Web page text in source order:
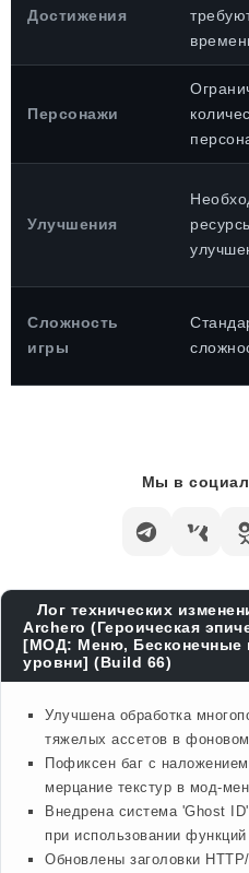
Достижения
Персонажи
Улучшения
Сложность
игры
Мы в
Лог технических
Archero (Героическая
[МОД: Меню, Бесконечные
уровни] (Build 66)
Улучшена обработка
тяжелых ассетов в
Пофиксен баг с
мерцание текстур в мод-
Внедрена система 'Ghost
при использовании функций
Обновлены заголовки